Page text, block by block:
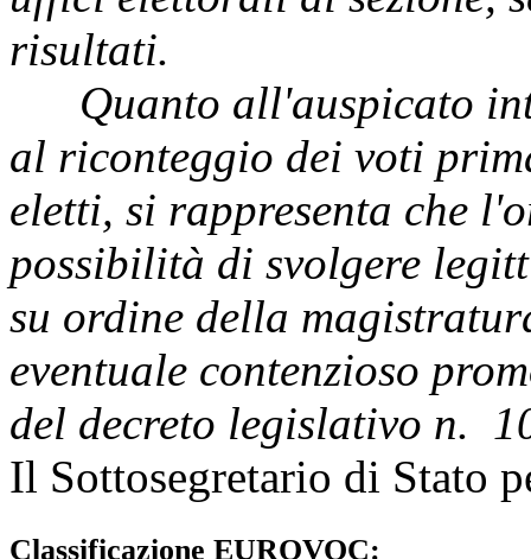
risultati.
Quanto all'auspicato
al riconteggio dei voti
eletti, si rappresenta che
possibilità di svolgere
su ordine della
eventuale contenzioso
del decreto legislativo n.
Il Sottosegretario di Stato
Classificazione EUROVOC: